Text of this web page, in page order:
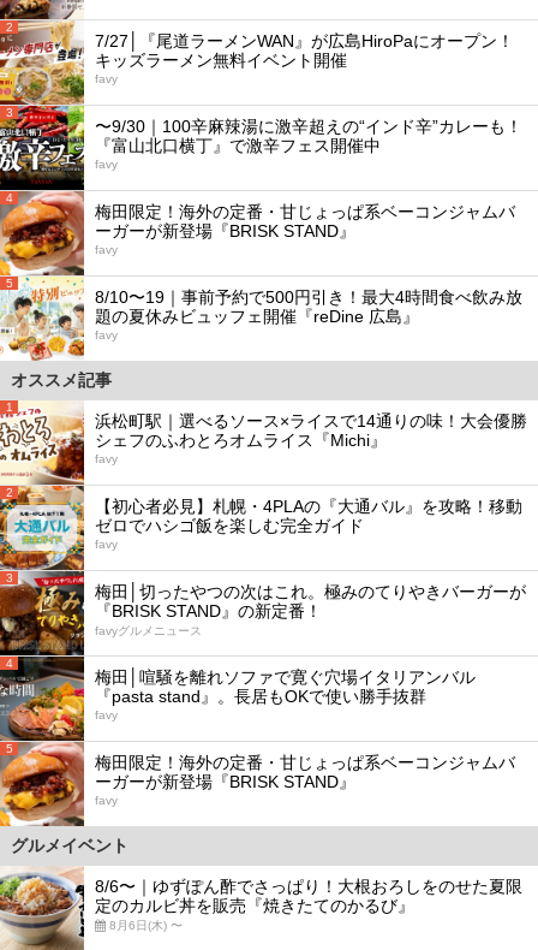
2
7/27│『尾道ラーメンWAN』が広島HiroPaにオープン！
キッズラーメン無料イベント開催
favy
3
〜9/30｜100辛麻辣湯に激辛超えの“インド辛”カレーも！
『富山北口横丁』で激辛フェス開催中
favy
4
梅田限定！海外の定番・甘じょっぱ系ベーコンジャムバ
ーガーが新登場『BRISK STAND』
favy
5
8/10〜19｜事前予約で500円引き！最大4時間食べ飲み放
題の夏休みビュッフェ開催『reDine 広島』
favy
オススメ記事
1
浜松町駅｜選べるソース×ライスで14通りの味！大会優勝
シェフのふわとろオムライス『Michi』
favy
2
【初心者必見】札幌・4PLAの『大通バル』を攻略！移動
ゼロでハシゴ飯を楽しむ完全ガイド
favy
3
梅田│切ったやつの次はこれ。極みのてりやきバーガーが
『BRISK STAND』の新定番！
favyグルメニュース
4
梅田│喧騒を離れソファで寛ぐ穴場イタリアンバル
『pasta stand』。長居もOKで使い勝手抜群
favy
5
梅田限定！海外の定番・甘じょっぱ系ベーコンジャムバ
ーガーが新登場『BRISK STAND』
favy
グルメイベント
8/6〜｜ゆずぽん酢でさっぱり！大根おろしをのせた夏限
定のカルビ丼を販売『焼きたてのかるび』
8月6日(木) 〜